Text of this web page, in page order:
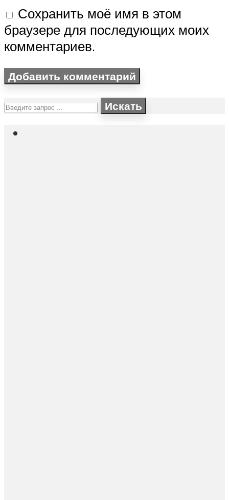
Сохранить моё имя в этом
браузере для последующих моих
комментариев.
Искать